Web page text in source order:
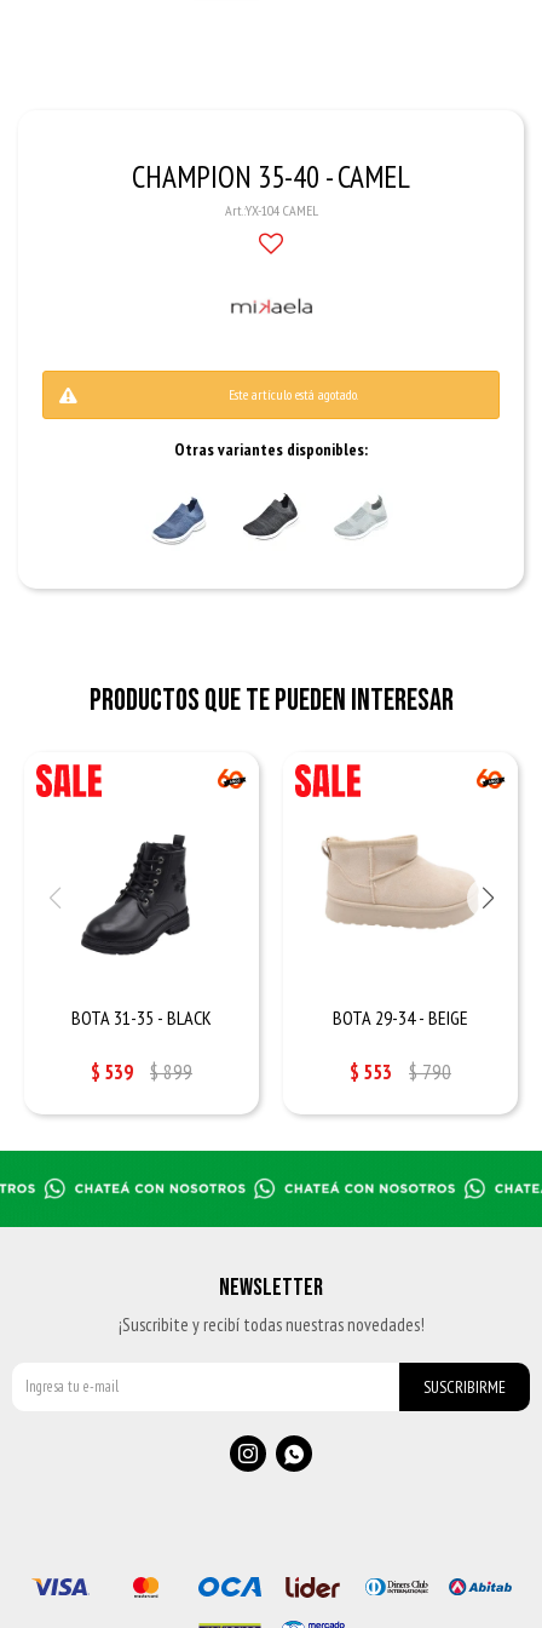
CHAMPION 35-40 - CAMEL
YX-104 CAMEL
Este artículo está agotado.
Otras variantes disponibles:
Productos que te pueden interesar
BOTA 31-35 - BLACK
$ 539 $899
BOTA 29-34 - BEIGE
$ 553 $790
NEWSLETTER
¡Suscribite y recibí todas nuestras novedades!
SUSCRIBIRME
 